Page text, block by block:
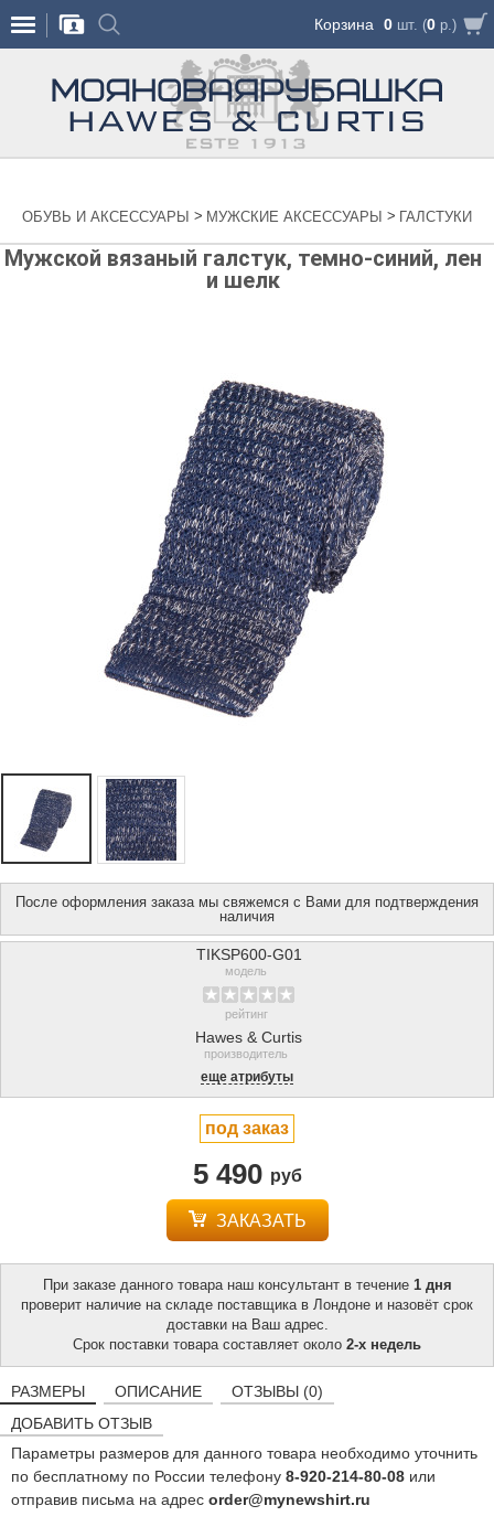
Корзина 0 шт. (0 р.)
ОБУВЬ И АКСЕССУАРЫ > МУЖСКИЕ АКСЕССУАРЫ > ГАЛСТУКИ
Мужской вязаный галстук, темно-синий, лен
и шелк
После оформления заказа мы свяжемся с Вами для подтверждения
наличия
TIKSP600-G01
модель
рейтинг
Hawes & Curtis
производитель
еще атрибуты
под заказ
5 490 руб
ЗАКАЗАТЬ
При заказе данного товара наш консультант в течение 1 дня
проверит наличие на складе поставщика в Лондоне и назовёт срок
доставки на Ваш адрес.
Срок поставки товара составляет около 2-х недель
РАЗМЕРЫ ОПИСАНИЕ
ОТЗЫВЫ (0)
ДОБАВИТЬ ОТЗЫВ
Параметры размеров для данного товара необходимо уточнить
по бесплатному по России телефону 8-920-214-80-08 или
отправив письма на адрес order@mynewshirt.ru